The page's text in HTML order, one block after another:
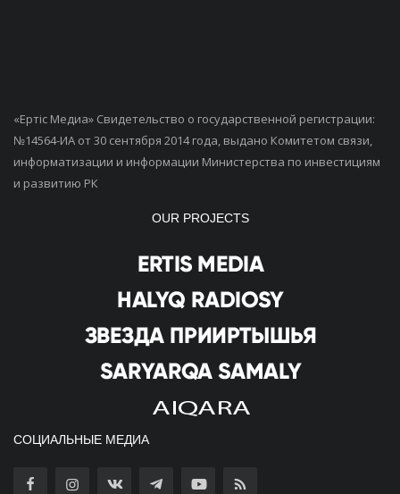
«Ертiс Медиа» Свидетельство о государственной регистрации:
№14564-ИА от 30 сентября 2014 года, выдано Комитетом связи,
информатизации и информации Министерства по инвестициям
и развитию РК
OUR PROJECTS
СОЦИАЛЬНЫЕ МЕДИА